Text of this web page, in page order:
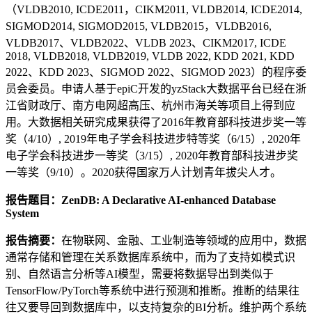
（VLDB2010, ICDE2011，CIKM2011, VLDB2014, ICDE2014,
SIGMOD2014, SIGMOD2015, VLDB2015，VLDB2016,
VLDB2017、VLDB2022、VLDB 2023、CIKM2017, ICDE
2018, VLDB2018, VLDB2019, VLDB 2022, KDD 2021, KDD
2022、KDD 2023、SIGMOD 2022、SIGMOD 2023）的程序委
员会委员。申请人基于epiC开发的yzStack大数据平台已经在浙
江省财政厅、南方电网超高压、杭州市海关等项目上得到应
用。大数据相关研究成果获得了2016年教育部科技进步奖一等
奖（4/10）, 2019年电子学会科技进步特等奖（6/15）, 2020年
电子学会科技进步一等奖（3/15）, 2020年教育部科技进步奖
一等奖（9/10）。2020获得国家万人计划青年拔尖人才。
报告题目：ZenDB: A Declarative AI-enhanced Database
System
报告摘要： 在物联网、金融、工业制造等领域的应用中，数据
通常存储和管理在关系数据库系统中，而为了支持如模式识
别、自然语言分析等AI模型，需要将数据导出到类似于
TensorFlow/PyTorch等系统中进行预测和推断。推断的结果往
往又要导回到数据库中，以支持复杂的BI分析。维护两个系统